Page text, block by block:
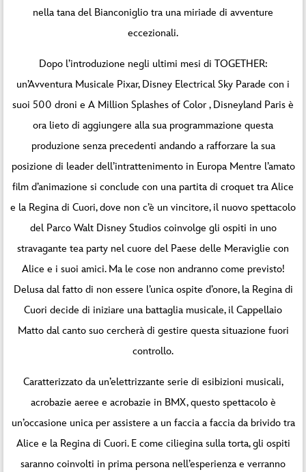
nella tana del Bianconiglio tra una miriade di avventure
eccezionali.
Dopo l’introduzione negli ultimi mesi di TOGETHER:
un’Avventura Musicale Pixar, Disney Electrical Sky Parade con i
suoi 500 droni e A Million Splashes of Color , Disneyland Paris è
ora lieto di aggiungere alla sua programmazione questa
produzione senza precedenti andando a rafforzare la sua
posizione di leader dell’intrattenimento in Europa Mentre l’amato
film d’animazione si conclude con una partita di croquet tra Alice
e la Regina di Cuori, dove non c’è un vincitore, il nuovo spettacolo
del Parco Walt Disney Studios coinvolge gli ospiti in uno
stravagante tea party nel cuore del Paese delle Meraviglie con
Alice e i suoi amici. Ma le cose non andranno come previsto!
Delusa dal fatto di non essere l’unica ospite d’onore, la Regina di
Cuori decide di iniziare una battaglia musicale, il Cappellaio
Matto dal canto suo cercherà di gestire questa situazione fuori
controllo.
Caratterizzato da un’elettrizzante serie di esibizioni musicali,
acrobazie aeree e acrobazie in BMX, questo spettacolo è
un’occasione unica per assistere a un faccia a faccia da brivido tra
Alice e la Regina di Cuori. E come ciliegina sulla torta, gli ospiti
saranno coinvolti in prima persona nell’esperienza e verranno